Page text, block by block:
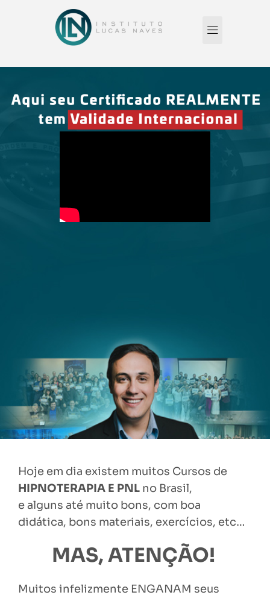
Hoje em dia existem muitos Cursos de
HIPNOTERAPIA E PNL no Brasil,
e alguns até muito bons, com boa
didática, bons materiais, exercícios, etc…
MAS, ATENÇÃO!
Muitos infelizmente ENGANAM seus